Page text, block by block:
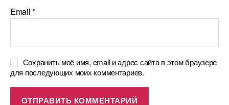
Email*
Сохранить моё имя, email и адрес сайта в этом браузере
для последующих моих комментариев.